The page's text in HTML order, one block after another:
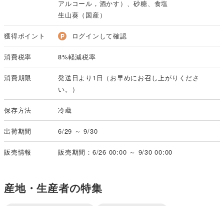
アルコール，酒かす）、砂糖、食塩
生山葵（国産）
獲得ポイント ログインして確認
消費税率 8%軽減税率
消費期限
発送日より1日（お早めにお召し上がりくださ
い。）
保存方法 冷蔵
出荷期間 6/29 ～ 9/30
販売情報 販売期間：6/26 00:00 ～ 9/30 00:00
産地・生産者の特集